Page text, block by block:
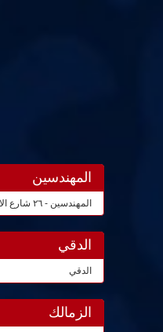
المهندسين
المهندسين - ٢٦ شارع الاطباء
الدقي
الدقي
الزمالك